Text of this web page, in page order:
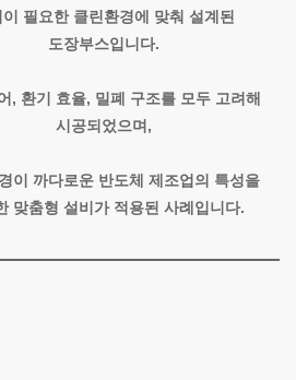
이 필요한 클린환경에 맞춰 설계된
도장부스입니다.
, 환기 효율, 밀폐 구조를 모두 고려해
시공되었으며,
이 까다로운 반도체 제조업의 특성을
맞춤형 설비가 적용된 사례입니다.